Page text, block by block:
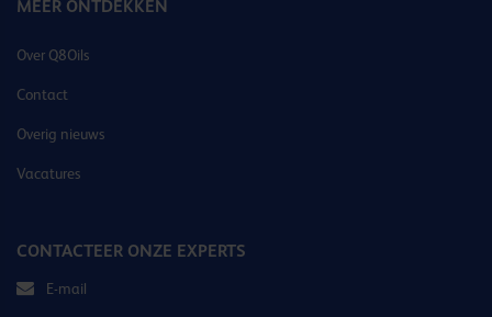
MEER ONTDEKKEN
Over Q8Oils
Contact
Overig nieuws
Vacatures
CONTACTEER ONZE EXPERTS
E-mail